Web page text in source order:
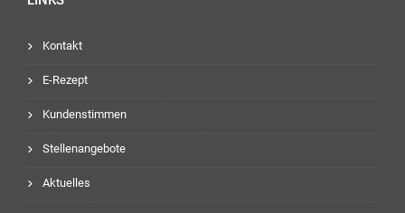
Kontakt
E-Rezept
Kundenstimmen
Stellenangebote
Aktuelles